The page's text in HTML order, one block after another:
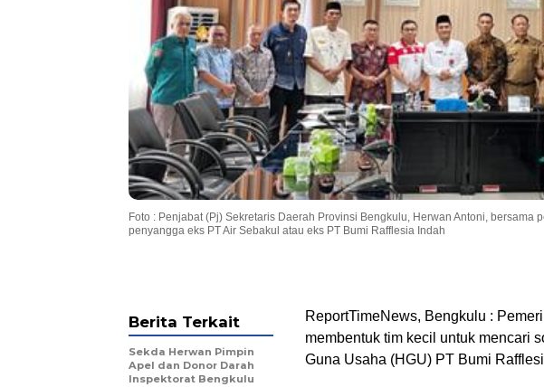
Foto : Penjabat (Pj) Sekretaris Daerah Provinsi Bengkulu, Herwan Antoni,
penyangga eks PT Air Sebakul atau eks PT Bumi Rafflesia Indah
ReportTimeNews, Bengkulu :
membentuk tim kecil untuk mencari
Guna Usaha (HGU) PT Bumi
Berita Terkait
Sekda Herwan Pimpin
Apel dan Donor Darah
Inspektorat Bengkulu